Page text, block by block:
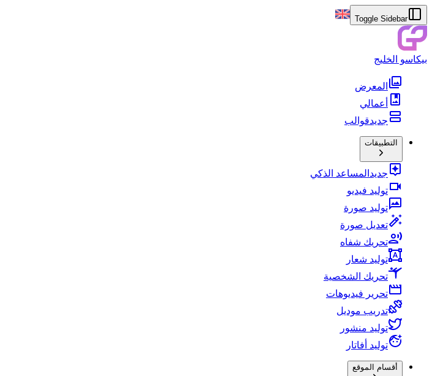
Toggle Sidebar
بيكاسو الخليج
المعرض
أعمالي
جديدقوالب
التطبيقات
جديد المساعد الذكي
توليد فيديو
توليد صورة
تعديل صورة
تحريك شفاه
توليد شعار
تحريك الشخصية
تحرير فيديوهات
تدريب موديل
توليد منشور
توليد أفاتار
أقسام الموقع